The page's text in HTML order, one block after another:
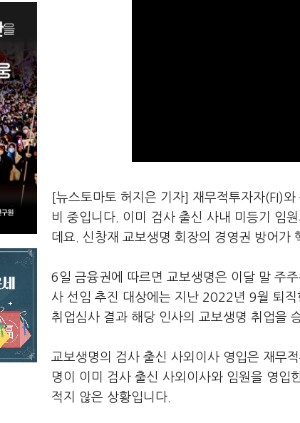
[뉴스토마토 허지은 기자] 재무적투자자(FI)
비 중입니다. 이미 검사 출신 사내 미등기 임
데요. 신창재 교보생명 회장의 경영권 방어가
6일 금융권에 따르면 교보생명은 이달 말 주
사 선임 추진 대상에는 지난 2022년 9월 퇴
취업심사 결과 해당 인사의 교보생명 취업을
교보생명의 검사 출신 사외이사 영입은 재무
명이 이미 검사 출신 사외이사와 임원을 영입
적지 않은 상황입니다.